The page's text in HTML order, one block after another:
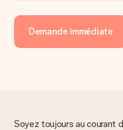
Demande immédiate
Soyez toujours au courant